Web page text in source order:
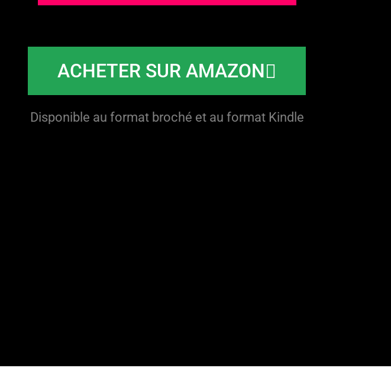
ACHETER SUR AMAZON
Disponible au format broché et au format Kindle